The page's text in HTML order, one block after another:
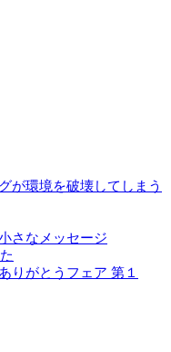
が環境を破壊してしまう
さなメッセージ
りがとうフェア 第１